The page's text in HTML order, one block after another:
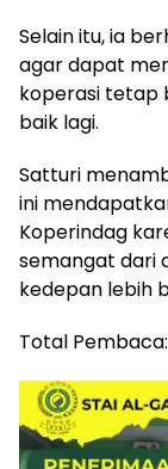
Selain itu, ia
agar dapat
koperasi tetap
baik lagi.
Satturi
ini
Koperindag
semangat dari
kedepan lebih
Total Pembaca: